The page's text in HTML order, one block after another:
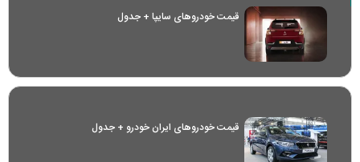
قیمت خودرو‌های سایپا + جدول
قیمت خودرو‌های ایران خودرو + جدول